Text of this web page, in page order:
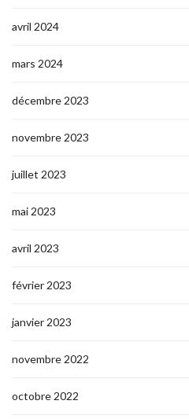
avril 2024
mars 2024
décembre 2023
novembre 2023
juillet 2023
mai 2023
avril 2023
février 2023
janvier 2023
novembre 2022
octobre 2022